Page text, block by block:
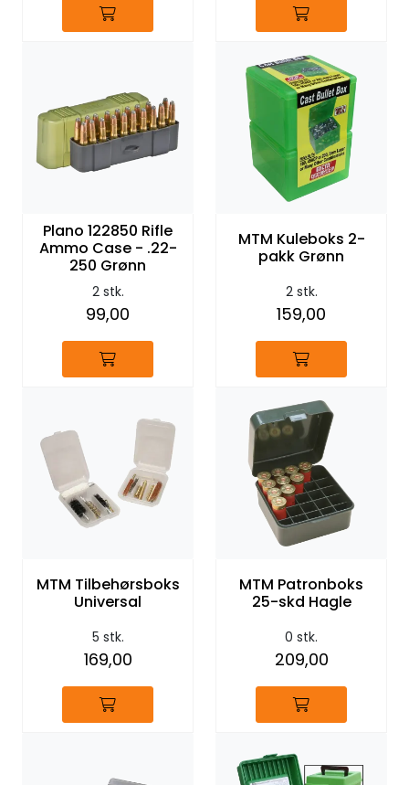
Plano 122850 Rifle
Ammo Case - .22-
250 Grønn
2 stk.
99,00
MTM Kuleboks 2-
pakk Grønn
2 stk.
159,00
MTM Tilbehørsboks
Universal
5 stk.
169,00
MTM Patronboks
25-skd Hagle
0 stk.
209,00